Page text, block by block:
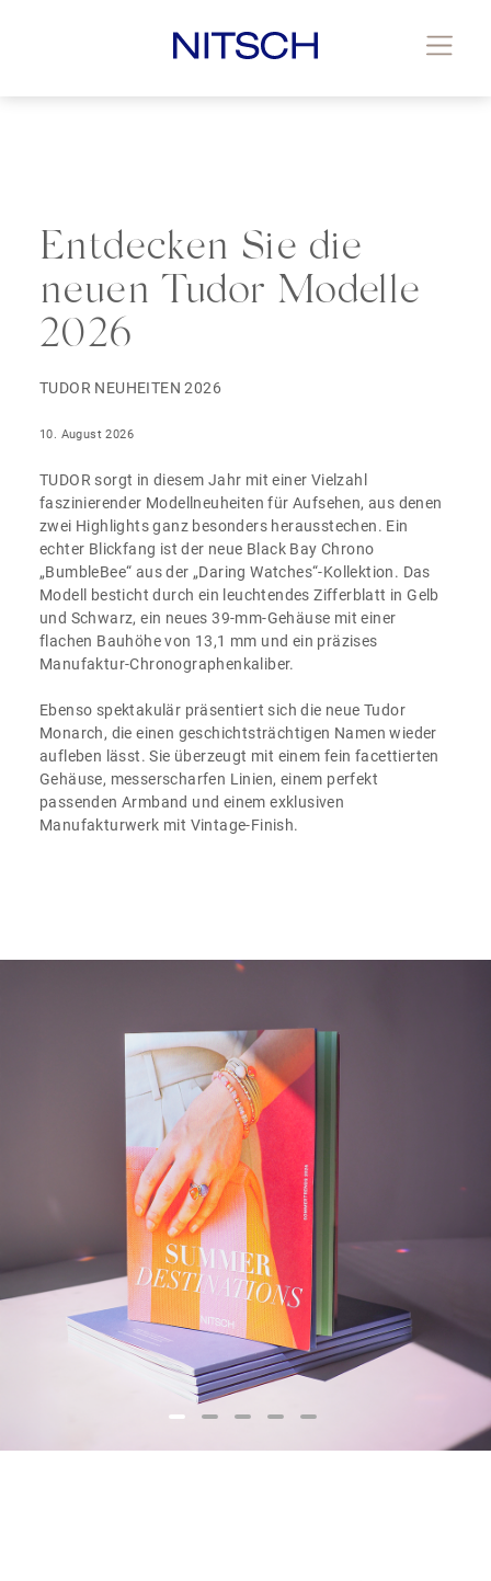
Entdecken Sie die
neuen Tudor Modelle
2026
TUDOR NEUHEITEN 2026
10. August 2026
TUDOR sorgt in diesem Jahr mit einer Vielzahl
faszinierender Modellneuheiten für Aufsehen, aus denen
zwei Highlights ganz besonders herausstechen. Ein
echter Blickfang ist der neue Black Bay Chrono
„BumbleBee“ aus der „Daring Watches“-Kollektion. Das
Modell besticht durch ein leuchtendes Zifferblatt in Gelb
und Schwarz, ein neues 39-mm-Gehäuse mit einer
flachen Bauhöhe von 13,1 mm und ein präzises
Manufaktur-Chronographenkaliber.
Ebenso spektakulär präsentiert sich die neue Tudor
Monarch, die einen geschichtsträchtigen Namen wieder
aufleben lässt. Sie überzeugt mit einem fein facettierten
Gehäuse, messerscharfen Linien, einem perfekt
passenden Armband und einem exklusiven
Manufakturwerk mit Vintage-Finish.